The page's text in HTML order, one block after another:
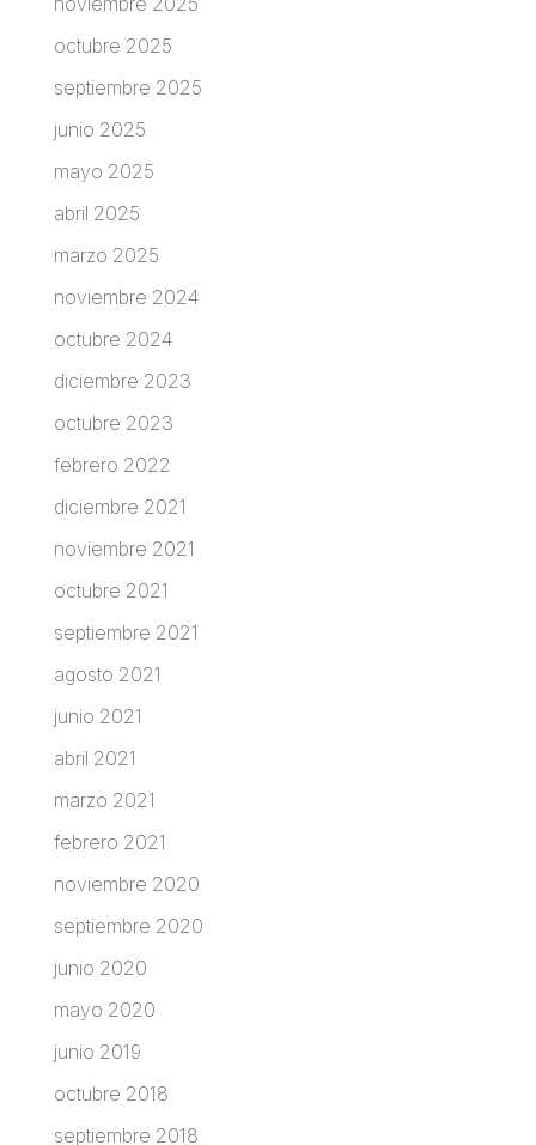
octubre 2025
septiembre 2025
junio 2025
mayo 2025
abril 2025
marzo 2025
noviembre 2024
octubre 2024
diciembre 2023
octubre 2023
febrero 2022
diciembre 2021
noviembre 2021
octubre 2021
septiembre 2021
agosto 2021
junio 2021
abril 2021
marzo 2021
febrero 2021
noviembre 2020
septiembre 2020
junio 2020
mayo 2020
junio 2019
octubre 2018
septiembre 2018